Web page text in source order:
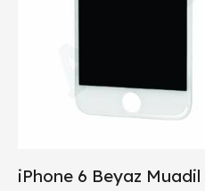
iPhone 6 Beyaz